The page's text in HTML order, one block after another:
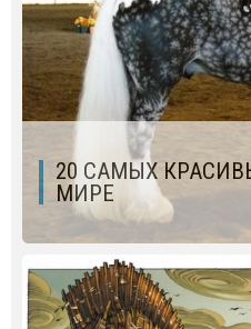
20 САМЫХ
МИРЕ